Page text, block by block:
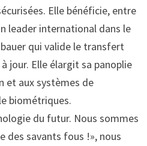
Elle bénéficie, entre
leader international dans le
qui valide le transfert
jour. Elle élargit sa panoplie
et aux systèmes de
biométriques.
du futur. Nous sommes
des savants fous !», nous